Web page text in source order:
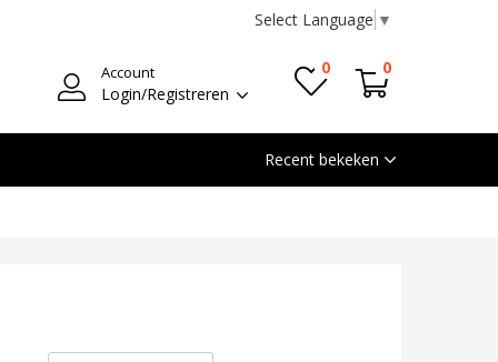
Select Language ▼
Account
Login/Registreren
0 0
Recent bekeken